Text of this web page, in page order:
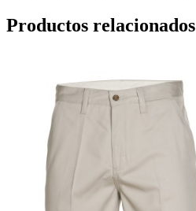
Productos relacionados